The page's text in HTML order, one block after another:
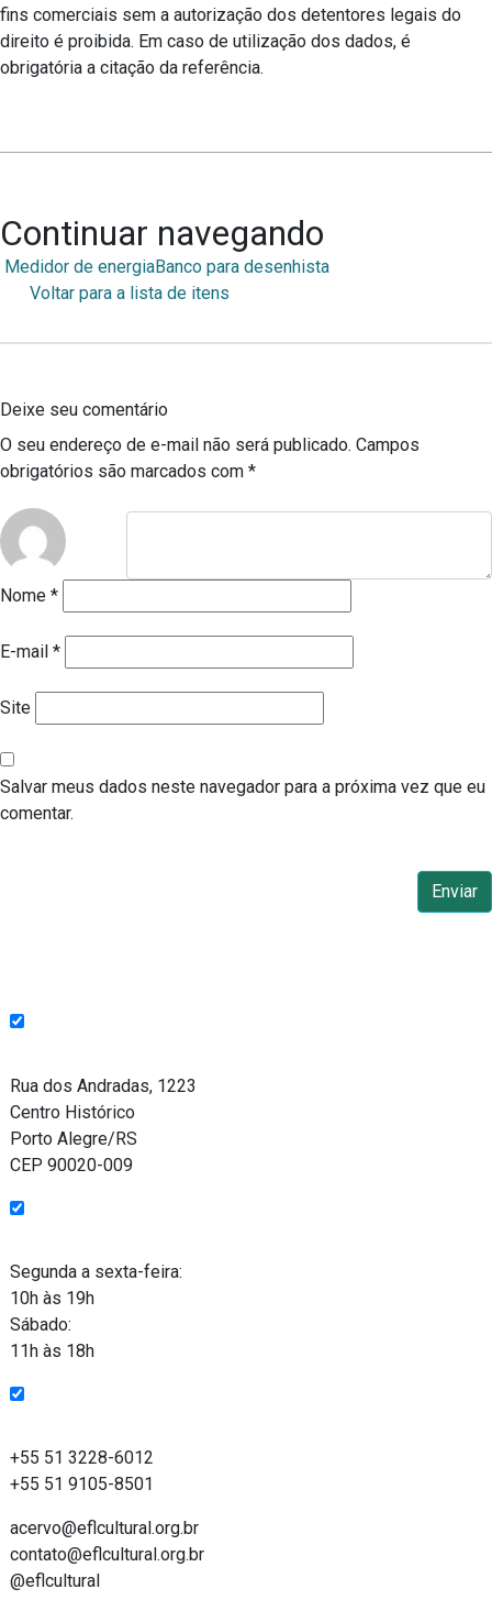
fins comerciais sem a autorização dos detentores legais do
direito é proibida. Em caso de utilização dos dados, é
obrigatória a citação da referência.
Continuar navegando
Medidor de energiaBanco para desenhista
Voltar para a lista de itens
Deixe seu comentário
O seu endereço de e-mail não será publicado. Campos
obrigatórios são marcados com *
Nome *
E-mail *
Site
Salvar meus dados neste navegador para a próxima vez que eu
comentar.
Rua dos Andradas, 1223
Centro Histórico
Porto Alegre/RS
CEP 90020-009
Segunda a sexta-feira:
10h às 19h
Sábado:
11h às 18h
+55 51 3228-6012
+55 51 9105-8501
acervo@eflcultural.org.br
contato@eflcultural.org.br
@eflcultural